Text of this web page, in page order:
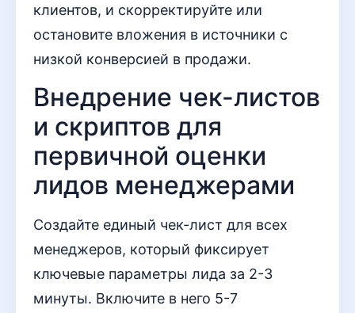
клиентов, и скорректируйте или
остановите вложения в источники с
низкой конверсией в продажи.
Внедрение чек-листов
и скриптов для
первичной оценки
лидов менеджерами
Создайте единый чек-лист для всех
менеджеров, который фиксирует
ключевые параметры лида за 2-3
минуты. Включите в него 5-7